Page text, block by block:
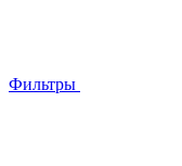
Фильтры